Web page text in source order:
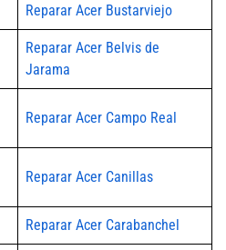
Reparar Acer Bustarviejo
Reparar Acer Belvis de
Jarama
Reparar Acer Campo Real
Reparar Acer Canillas
Reparar Acer Carabanchel